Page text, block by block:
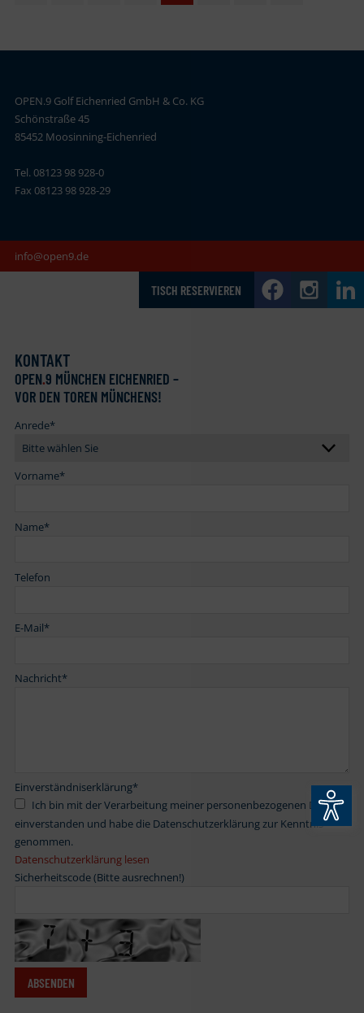
OPEN.9 Golf Eichenried GmbH & Co. KG
Schönstraße 45
85452 Moosinning-Eichenried
Tel. 08123 98 928-0
Fax 08123 98 928-29
info@open9.de
TISCH RESERVIEREN
KONTAKT
OPEN.9 MÜNCHEN EICHENRIED –
VOR DEN TOREN MÜNCHENS!
Anrede*
Vorname*
Name*
Telefon
E-Mail*
Nachricht*
Einverständniserklärung*
einverstanden und habe die Datenschutzerklärung zur Kenntnis
genommen.
Datenschutzerklärung lesen
Sicherheitscode (Bitte ausrechnen!)